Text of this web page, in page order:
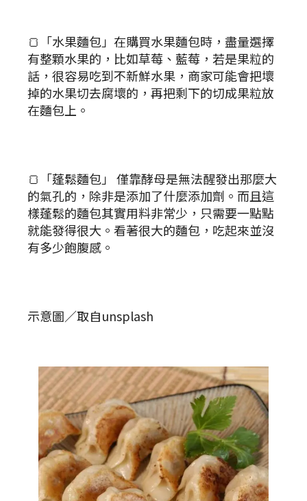
🍞「水果麵包」在購買水果麵包時，盡量選擇
有整顆水果的，比如草莓、藍莓，若是果粒的
話，很容易吃到不新鮮水果，商家可能會把壞
掉的水果切去腐壞的，再把剩下的切成果粒放
在麵包上。
🍞「蓬鬆麵包」 僅靠酵母是無法醒發出那麼大
的氣孔的，除非是添加了什麼添加劑。而且這
樣蓬鬆的麵包其實用料非常少，只需要一點點
就能發得很大。看著很大的麵包，吃起來並沒
有多少飽腹感。
示意圖／取自unsplash